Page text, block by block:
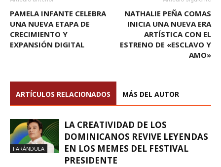
PAMELA INFANTE CELEBRA
UNA NUEVA ETAPA DE
CRECIMIENTO Y
EXPANSIÓN DIGITAL
NATHALIE PEÑA COMAS
INICIA UNA NUEVA ERA
ARTÍSTICA CON EL
ESTRENO DE «ESCLAVO Y
AMO»
ARTÍCULOS RELACIONADOS MÁS DEL AUTOR
FARÁNDULA
LA CREATIVIDAD DE LOS
DOMINICANOS REVIVE LEYENDAS
EN LOS MEMES DEL FESTIVAL
PRESIDENTE